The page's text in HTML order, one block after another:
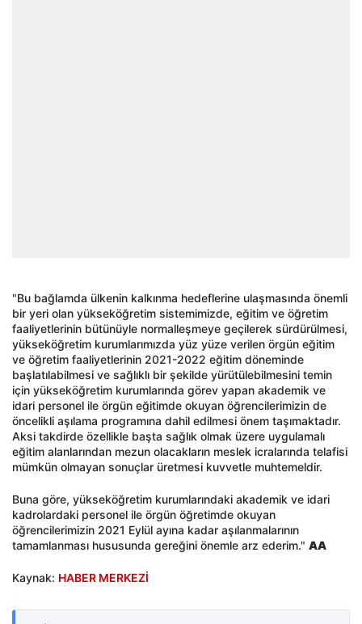
"Bu bağlamda ülkenin kalkınma hedeflerine ulaşmasında önemli
bir yeri olan yükseköğretim sistemimizde, eğitim ve öğretim
faaliyetlerinin bütünüyle normalleşmeye geçilerek sürdürülmesi,
yükseköğretim kurumlarımızda yüz yüze verilen örgün eğitim
ve öğretim faaliyetlerinin 2021-2022 eğitim döneminde
başlatılabilmesi ve sağlıklı bir şekilde yürütülebilmesini temin
için yükseköğretim kurumlarında görev yapan akademik ve
idari personel ile örgün eğitimde okuyan öğrencilerimizin de
öncelikli aşılama programına dahil edilmesi önem taşımaktadır.
Aksi takdirde özellikle başta sağlık olmak üzere uygulamalı
eğitim alanlarından mezun olacakların meslek icralarında telafisi
mümkün olmayan sonuçlar üretmesi kuvvetle muhtemeldir.
Buna göre, yükseköğretim kurumlarındaki akademik ve idari
kadrolardaki personel ile örgün öğretimde okuyan
öğrencilerimizin 2021 Eylül ayına kadar aşılanmalarının
tamamlanması hususunda gereğini önemle arz ederim." AA
Kaynak: HABER MERKEZİ